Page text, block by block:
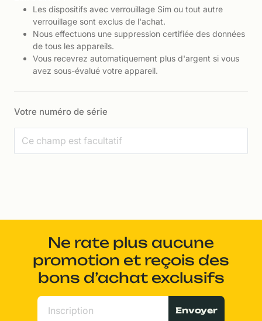
Les dispositifs avec verrouillage Sim ou tout autre
verrouillage sont exclus de l'achat.
Nous effectuons une suppression certifiée des données
de tous les appareils.
Vous recevrez automatiquement plus d'argent si vous
avez sous-évalué votre appareil.
Votre numéro de série
Ne rate plus aucune
promotion et reçois des
bons d’achat exclusifs
Envoyer